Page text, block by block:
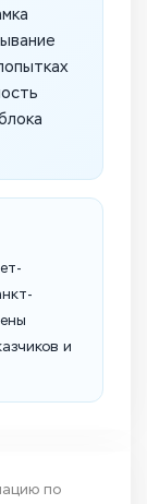
и
по